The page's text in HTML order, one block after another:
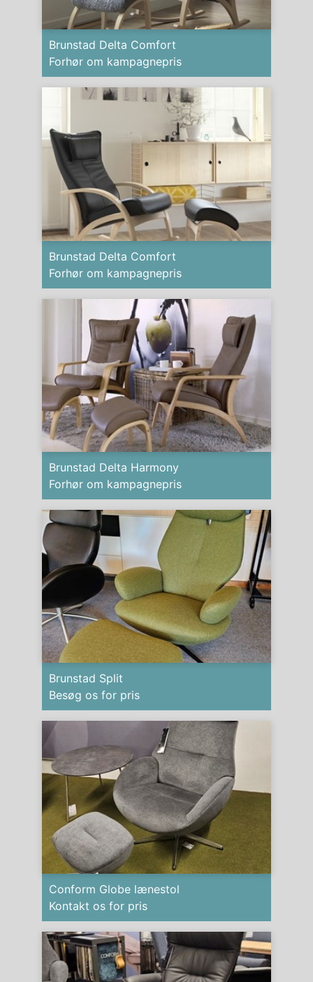
Brunstad Delta Comfort
Forhør om kampagnepris
Brunstad Delta Comfort
Forhør om kampagnepris
Brunstad Delta Harmony
Forhør om kampagnepris
Brunstad Split
Besøg os for pris
Conform Globe lænestol
Kontakt os for pris